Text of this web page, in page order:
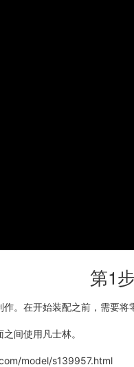
第1
作。在开始装配之前，需要将
间使用凡士林。
model/s139957.html